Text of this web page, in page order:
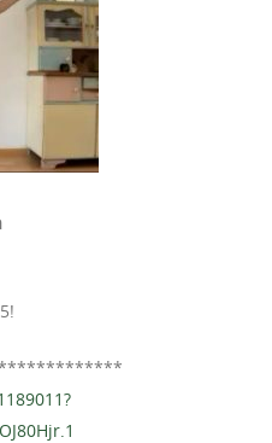
**********